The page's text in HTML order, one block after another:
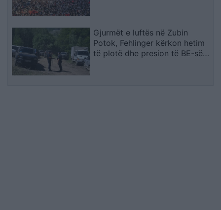
Gjurmët e luftës në Zubin
Potok, Fehlinger kërkon hetim
të plotë dhe presion të BE-së